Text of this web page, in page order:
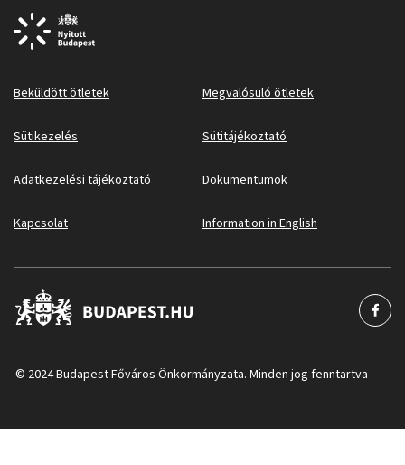
Beküldött ötletek Megvalósuló ötletek
Sütikezelés Sütitájékoztató
Adatkezelési tájékoztató Dokumentumok
Kapcsolat Information in English
© 2024 Budapest Főváros Önkormányzata. Minden jog fenntartva